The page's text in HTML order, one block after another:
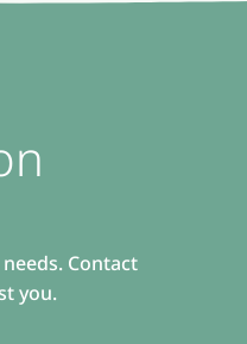
Contact
you.